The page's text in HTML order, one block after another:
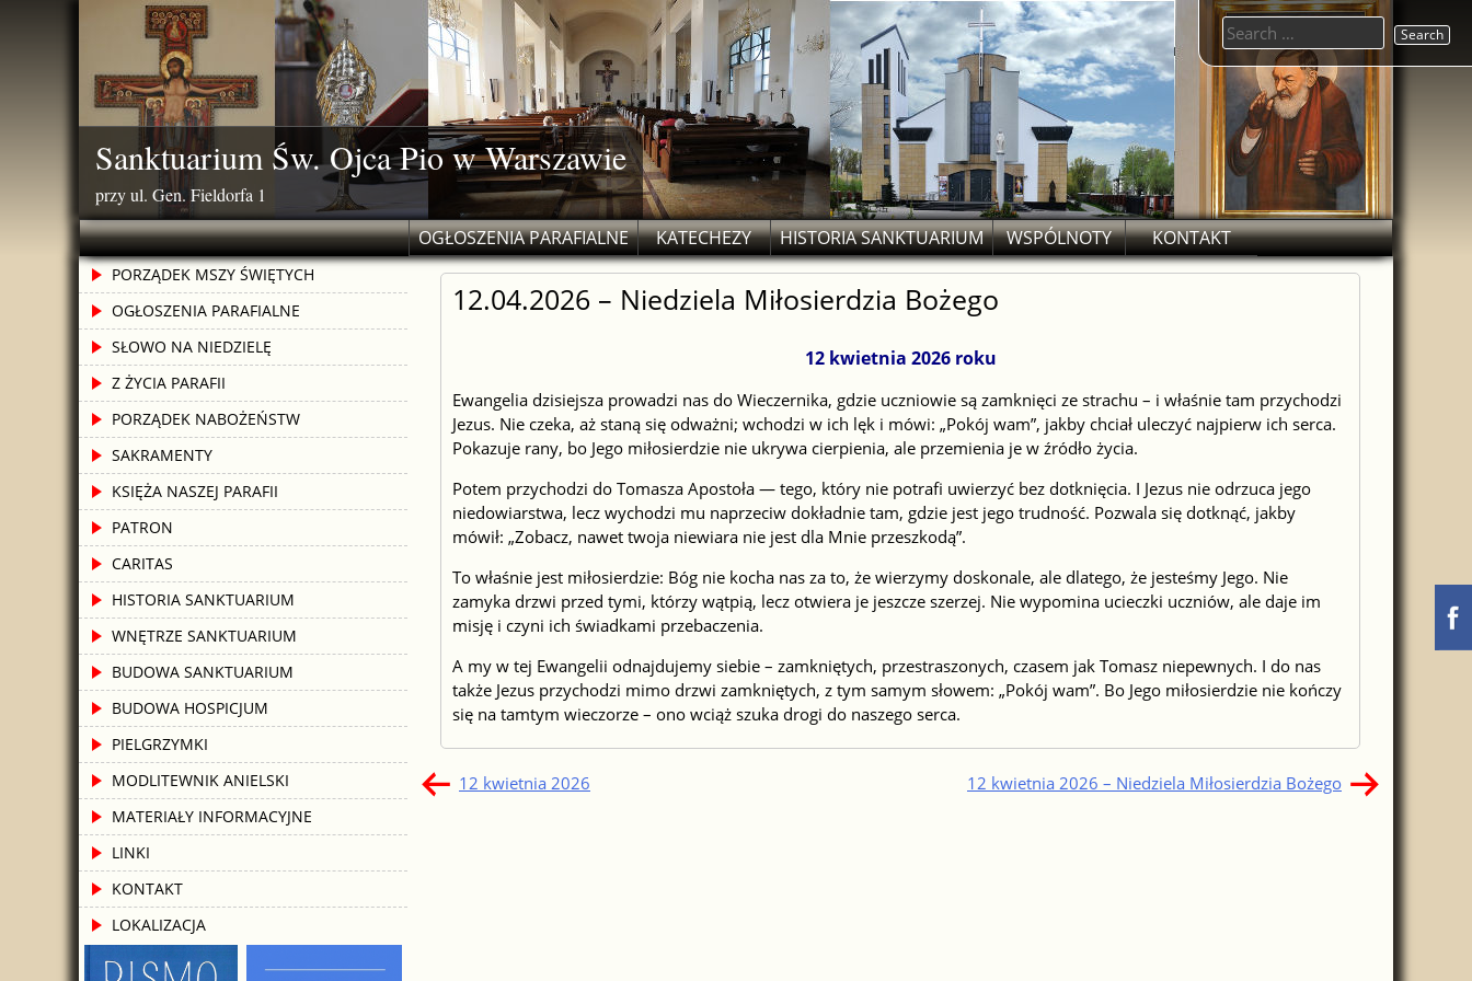
Sanktuarium Św. Ojca Pio w Warszawie
przy ul. Gen. Fieldorfa 1
OGŁOSZENIA PARAFIALNE KATECHEZY HISTORIA SANKTUARIUM WSPÓLNOTY KONTAKT
Search
for:
12.04.2026 – Niedziela Miłosierdzia Bożego
12 kwietnia 2026 roku
Ewangelia dzisiejsza prowadzi nas do Wieczernika, gdzie uczniowie są zamknięci ze strachu – i właśnie tam przychodzi
Jezus. Nie czeka, aż staną się odważni; wchodzi w ich lęk i mówi: „Pokój wam”, jakby chciał uleczyć najpierw ich serca.
Pokazuje rany, bo Jego miłosierdzie nie ukrywa cierpienia, ale przemienia je w źródło życia.
Potem przychodzi do Tomasza Apostoła — tego, który nie potrafi uwierzyć bez dotknięcia. I Jezus nie odrzuca jego
niedowiarstwa, lecz wychodzi mu naprzeciw dokładnie tam, gdzie jest jego trudność. Pozwala się dotknąć, jakby
mówił: „Zobacz, nawet twoja niewiara nie jest dla Mnie przeszkodą”.
To właśnie jest miłosierdzie: Bóg nie kocha nas za to, że wierzymy doskonale, ale dlatego, że jesteśmy Jego. Nie
zamyka drzwi przed tymi, którzy wątpią, lecz otwiera je jeszcze szerzej. Nie wypomina ucieczki uczniów, ale daje im
misję i czyni ich świadkami przebaczenia.
A my w tej Ewangelii odnajdujemy siebie – zamkniętych, przestraszonych, czasem jak Tomasz niepewnych. I do nas
także Jezus przychodzi mimo drzwi zamkniętych, z tym samym słowem: „Pokój wam”. Bo Jego miłosierdzie nie kończy
się na tamtym wieczorze – ono wciąż szuka drogi do naszego serca.
Nawigacja
12 kwietnia 2026 12 kwietnia 2026 – Niedziela Miłosierdzia Bożego
PORZĄDEK MSZY ŚWIĘTYCH
OGŁOSZENIA PARAFIALNE
SŁOWO NA NIEDZIELĘ
Z ŻYCIA PARAFII
PORZĄDEK NABOŻEŃSTW
SAKRAMENTY
KSIĘŻA NASZEJ PARAFII
PATRON
CARITAS
HISTORIA SANKTUARIUM
WNĘTRZE SANKTUARIUM
BUDOWA SANKTUARIUM
BUDOWA HOSPICJUM
PIELGRZYMKI
MODLITEWNIK ANIELSKI
MATERIAŁY INFORMACYJNE
LINKI
KONTAKT
LOKALIZACJA